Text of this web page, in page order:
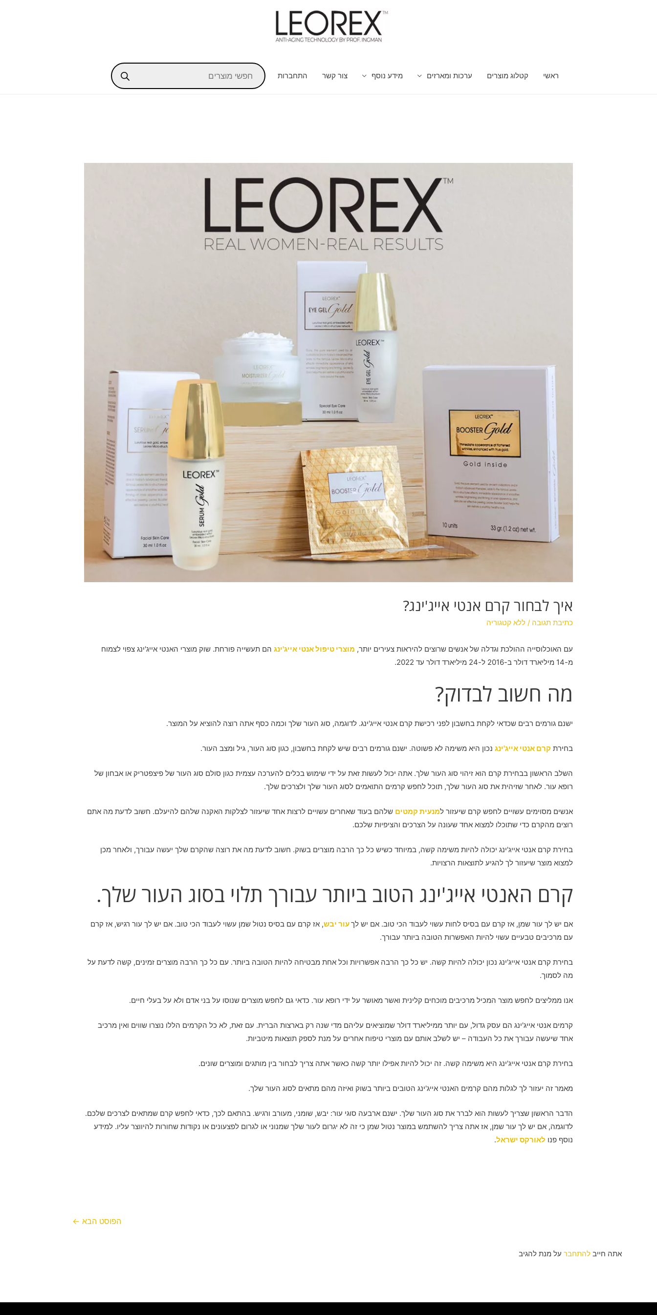
ראשי קטלוג מוצרים ערכות ומארזים מידע נוסף צור קשר התחברות
איך לבחור קרם אנטי אייג'ינג?
כתיבת תגובה /ללא קטגוריה
עם האוכלוסייה ההולכת וגדלה של אנשים שרוצים להיראות צעירים יותר, מוצרי טיפול אנטי אייג'ינג הם תעשייה פורחת. שוק מוצרי האנטי אייג'ינג צפוי לצמוח
מ-14 מיליארד דולר ב-2016 ל-24 מיליארד דולר עד 2022.
מה חשוב לבדוק?
ישנם גורמים רבים שכדאי לקחת בחשבון לפני רכישת קרם אנטי אייג'ינג. לדוגמה, סוג העור שלך וכמה כסף אתה רוצה להוציא על המוצר.
בחירת קרם אנטי אייג'ינג נכון היא משימה לא פשוטה. ישנם גורמים רבים שיש לקחת בחשבון, כגון סוג העור, גיל ומצב העור.
השלב הראשון בבחירת קרם הוא זיהוי סוג העור שלך. אתה יכול לעשות זאת על ידי שימוש בכלים להערכה עצמית כגון סולם סוג העור של פיצפטריק או אבחון של
רופא עור. לאחר שזיהית את סוג העור שלך, תוכל לחפש קרמים התואמים לסוג העור שלך ולצרכים שלך.
אנשים מסוימים עשויים לחפש קרם שיעזור למנעית קמטים שלהם בעוד שאחרים עשויים לרצות אחד שיעזור לצלקות האקנה שלהם להיעלם. חשוב לדעת מה אתם
רוצים מהקרם כדי שתוכלו למצוא אחד שעונה על הצרכים והציפיות שלכם.
בחירת קרם אנטי אייג'ינג יכולה להיות משימה קשה, במיוחד כשיש כל כך הרבה מוצרים בשוק. חשוב לדעת מה את רוצה שהקרם שלך יעשה עבורך, ולאחר מכן
למצוא מוצר שיעזור לך להגיע לתוצאות הרצויות.
קרם האנטי אייג'ינג הטוב ביותר עבורך תלוי בסוג העור שלך.
אם יש לך עור שמן, אז קרם עם בסיס לחות עשוי לעבוד הכי טוב. אם יש לךעור יבש, אז קרם עם בסיס נטול שמן עשוי לעבוד הכי טוב. אם יש לך עור רגיש, אז קרם
עם מרכיבים טבעיים עשוי להיות האפשרות הטובה ביותר עבורך.
בחירת קרם אנטי אייג'ינג נכון יכולה להיות קשה. יש כל כך הרבה אפשרויות וכל אחת מבטיחה להיות הטובה ביותר. עם כל כך הרבה מוצרים זמינים, קשה לדעת על
מה לסמוך.
אנו ממליצים לחפש מוצר המכיל מרכיבים מוכחים קלינית ואשר מאושר על ידי רופא עור. כדאי גם לחפש מוצרים שנוסו על בני אדם ולא על בעלי חיים.
קרמים אנטי אייג'ינג הם עסק גדול, עם יותר ממיליארד דולר שמוציאים עליהם מדי שנה רק בארצות הברית. עם זאת, לא כל הקרמים הללו נוצרו שווים ואין מרכיב
אחד שיעשה עבורך את כל העבודה – יש לשלב אותם עם מוצרי טיפוח אחרים על מנת לספק תוצאות מיטביות.
בחירת קרם אנטי אייג'ינג היא משימה קשה. זה יכול להיות אפילו יותר קשה כאשר אתה צריך לבחור בין מותגים ומוצרים שונים.
מאמר זה יעזור לך לגלות מהם קרמים האנטי אייג'ינג הטובים ביותר בשוק ואיזה מהם מתאים לסוג העור שלך.
הדבר הראשון שצריך לעשות הוא לברר את סוג העור שלך. ישנם ארבעה סוגי עור: יבש, שומני, מעורב ורגיש. בהתאם לכך, כדאי לחפש קרם שמתאים לצרכים שלכם.
לדוגמה, אם יש לך עור שמן, אז אתה צריך להשתמש במוצר נטול שמן כי זה לא יגרום לעור שלך שמנוני או לגרום לפצעונים או נקודות שחורות להיווצר עליו. למידע
נוסף פנו לאורקס ישראל.
הפוסט הבא ←
אתה חייב להתחבר על מנת להגיב